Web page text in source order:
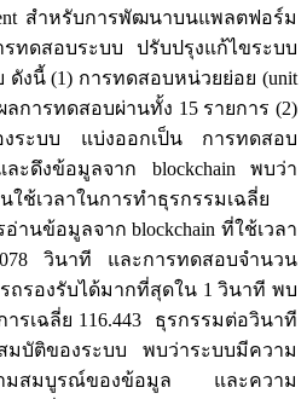
สำหรับการพัฒนาบนแพลตฟอร์ม
รทดสอบระบบ ปรับปรุงแก้ไขระบบ
งนี้ (1) การทดสอบหน่วยย่อย (unit
ลการทดสอบผ่านทั้ง 15 รายการ (2)
งระบบ แบ่งออกเป็น การทดสอบ
ละดึงข้อมูลจาก blockchain พบว่า
ช้เวลาในการทำธุรกรรมเฉลี่ย
านข้อมูลจาก blockchain ที่ใช้เวลา
วินาที และการทดสอบจำนวน
ถรองรับได้มากที่สุดใน 1 วินาที พบ
รเฉลี่ย 116.443 ธุรกรรมต่อวินาที
บัติของระบบ พบว่าระบบมีความ
มสมบูรณ์ของข้อมูล และความ